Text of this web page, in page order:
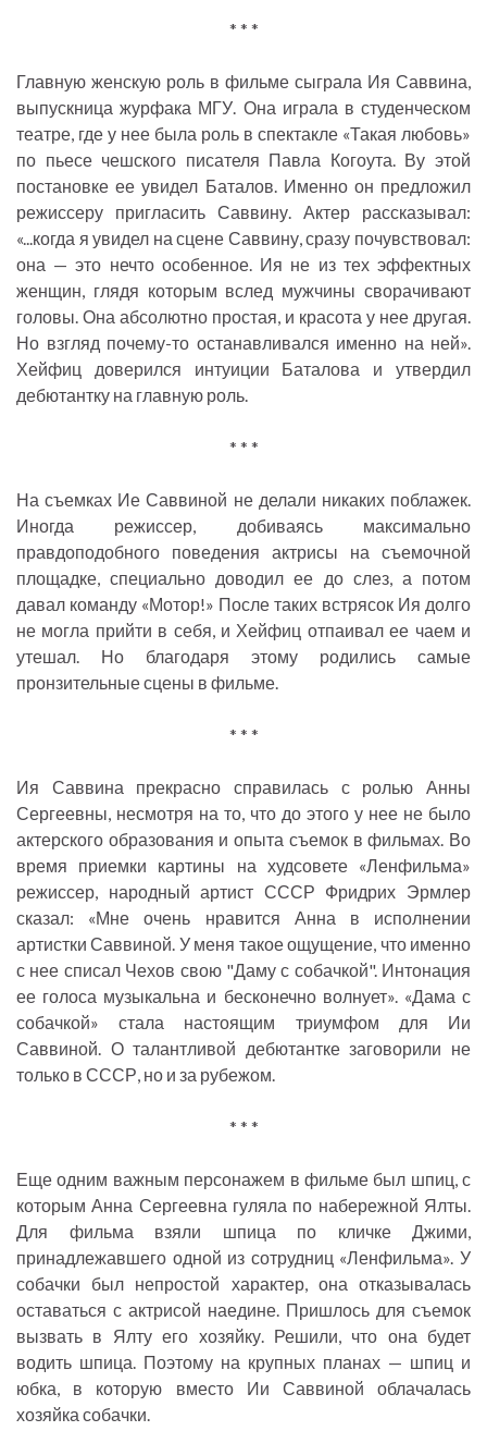
* * *
Главную женскую роль в фильме сыграла Ия Саввина,
выпускница журфака МГУ. Она играла в студенческом
театре, где у нее была роль в спектакле «Такая любовь»
по пьесе чешского писателя Павла Когоута. Ву этой
постановке ее увидел Баталов. Именно он предложил
режиссеру пригласить Саввину. Актер рассказывал:
«...когда я увидел на сцене Саввину, сразу почувствовал:
она — это нечто особенное. Ия не из тех эффектных
женщин, глядя которым вслед мужчины сворачивают
головы. Она абсолютно простая, и красота у нее другая.
Но взгляд почему-то останавливался именно на ней».
Хейфиц доверился интуиции Баталова и утвердил
дебютантку на главную роль.
* * *
На съемках Ие Саввиной не делали никаких поблажек.
Иногда режиссер, добиваясь максимально
правдоподобного поведения актрисы на съемочной
площадке, специально доводил ее до слез, а потом
давал команду «Мотор!» После таких встрясок Ия долго
не могла прийти в себя, и Хейфиц отпаивал ее чаем и
утешал. Но благодаря этому родились самые
пронзительные сцены в фильме.
* * *
Ия Саввина прекрасно справилась с ролью Анны
Сергеевны, несмотря на то, что до этого у нее не было
актерского образования и опыта съемок в фильмах. Во
время приемки картины на худсовете «Ленфильма»
режиссер, народный артист СССР Фридрих Эрмлер
сказал: «Мне очень нравится Анна в исполнении
артистки Саввиной. У меня такое ощущение, что именно
с нее списал Чехов свою "Даму с собачкой". Интонация
ее голоса музыкальна и бесконечно волнует». «Дама с
собачкой» стала настоящим триумфом для Ии
Саввиной. О талантливой дебютантке заговорили не
только в СССР, но и за рубежом.
* * *
Еще одним важным персонажем в фильме был шпиц, с
которым Анна Сергеевна гуляла по набережной Ялты.
Для фильма взяли шпица по кличке Джими,
принадлежавшего одной из сотрудниц «Ленфильма». У
собачки был непростой характер, она отказывалась
оставаться с актрисой наедине. Пришлось для съемок
вызвать в Ялту его хозяйку. Решили, что она будет
водить шпица. Поэтому на крупных планах — шпиц и
юбка, в которую вместо Ии Саввиной облачалась
хозяйка собачки.